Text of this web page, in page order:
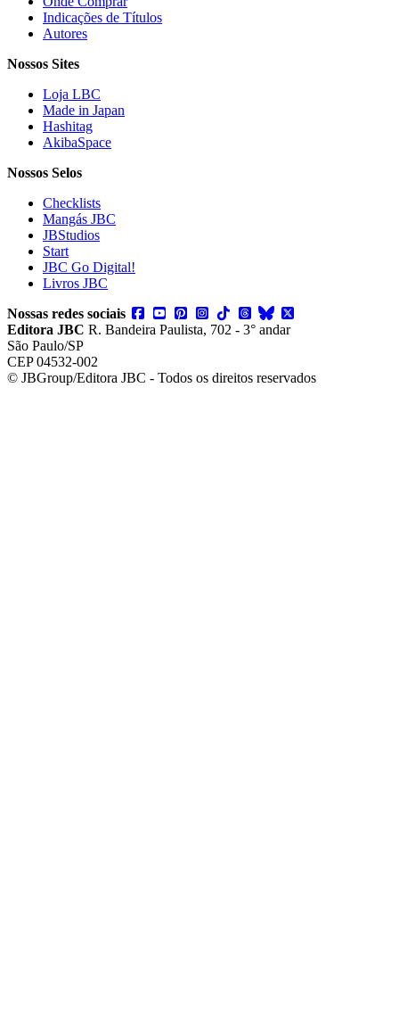
Indicações de Títulos
Autores
Nossos Sites
Loja LBC
Made in Japan
Hashitag
AkibaSpace
Nossos Selos
Checklists
Mangás JBC
JBStudios
Start
JBC Go Digital!
Livros JBC
Nossas redes sociais
Editora JBC R. Bandeira Paulista, 702 - 3° andar
São Paulo/SP
CEP 04532-002
© JBGroup/Editora JBC - Todos os direitos reservados